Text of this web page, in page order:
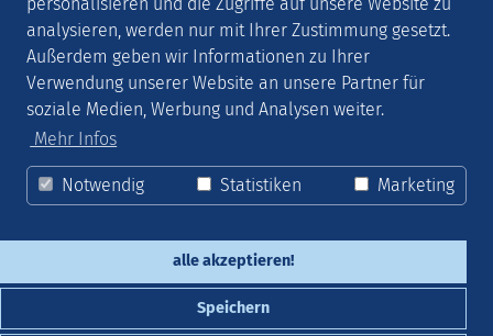
AKTUELLES
Melde Dich zu unsererMUSIKPOSTan, die Dich rund um die
Gitarrentage und über weitere Musikveranstaltungen informiert.
SOCIAL MEDIA
Folge uns aufFACEBOOK,INSTAGRAMundYOUTUBE!
Kontakt Impressum Datenschutzerklärung
analysieren, werden nur mit Ihrer Zustimmung gesetzt.
Außerdem geben wir Informationen zu Ihrer
Verwendung unserer Website an unsere Partner für
soziale Medien, Werbung und Analysen weiter.
Mehr Infos
Notwendig Statistiken Marketing
alle akzeptieren!
Speichern